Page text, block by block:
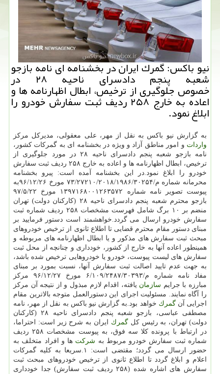
نیو باكس: گمرك ایران در بخشنامه ای نامه بازجو
شعبه پنجم دادسرای ناحیه ۲۸ در
خصوص جلوگیری از ترخیص، ابطال اظهارنامه ها و
اعاده به خارج ۲۵۸ ردیف ثبت سفارش خودرو را
ابلاغ نمود.
به گزارش نیو باكس به نقل از مهر، علی معقولی، مدیركل مركز
واردات و امور مناطق آزاد و ویژه در بخشنامه ای به گمركات كشور،
نامه بازجو شعبه پنجم دادسرای ناحیه ۲۸ در مورد جلوگیری از
ترخیص، ابطال اظهارنامه ها و اعاده به خارج ۲۵۸ ردیف ثبت سفارش
خودرو را ابلاغ نمود.در این بخشنامه آمده است: پیرو بخشنامه
محرمانه شماره م/۷۳/۲۷۲۱۰/۲۰۱۸/۱۹۸۶/۳۰۲۵۴ مورخ ۹۶/۱۲/۲۶به
پیوست تصویر نامه شماره ۱۳۹۷۱۶۸۰۰۱۲۶۳۵۷۲ مورخ ۹۷/۵/۲۲
بازجو محترم شعبه پنجم دادسرای ناحیه ۲۸ (كاركنان دولت) تهران
منضم بر ۱۰ برگ شامل فهرست مشخصات ۲۵۸ ردیف شماره ثبت
سفارش خودرو ارسال می گردد.خواهشمند است دستور فرمایید بر
مبنای دستور مقام محترم قضایی تا اطلاع ثانوی از ترخیص خودروهای
مبحث ثبت سفارش های مذكور و یا ابطال اظهارنامه های مربوطه و
همینطور اعاده آنها به خارج از كشور، خودداری و چنانچه از محل ثبت
سفارش های لیست پیوست، خودرو یا خودروهایی ترخیص شده باشد،
به جهت عدم تایید اصالت ثبت سفارش آنها، نسبت بمورد بر مبنای
مفاد نامه شماره م/۶/۱۰۹/۲۴۸۷/۳۰۳۹۳ مورخ ۹۶/۱۲/۲۷ مركز
مبارزه با جرایم سازمان یافته، اقدام لازم مبذول و از نتیجه آن مركز
را آگاه نمایند. مسئولیت اجرای این دستورالعمل متوجه بالاترین مقام
اجرایی آنگمرك خواهد بود.به گزارش نیو باكس به نقل از مهر، نامه
مصطفی عباسی، بازجو شعبه پنجم دادسرای ناحیه ۲۸ (كاركنان
دولت) تهران، به رئیس كلگمرك ایران به شرح زیر است: احتراما،
در ارتباط با پرونده كلا سه فوق، به پیوست مشخصات ۲۵۸ ردیف
شماره ثبت سفارش خودرو مربوط به شركت ها و افراد متخلف به
حضور ارسال می گردد؛ مقتضی است: ۱.سریعا به كلیه گمركات
اعلام و ابلاغ گردد تا اطلاع ثانوی از ترخیص خودروهای مبحث ثبت
سفارش های اشاره شده (۲۵۸ ردیف ثبت سفارش) جدا خودداری